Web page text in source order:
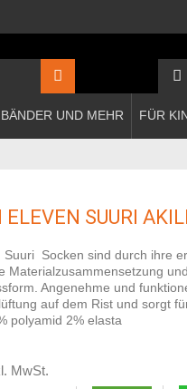
UND MEHR FÜR
ELEVEN SUURI
Suuri Socken sind durch ihre
Materialzusammensetzung
Angenehme und
auf dem Rist und sorgt
polyamid 2% elasta
MwSt.